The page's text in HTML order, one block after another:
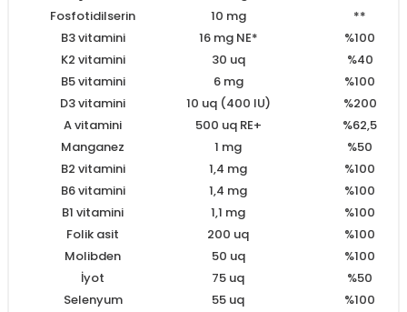
Fosfotidilserin
10 mg
**
B3 vitamini
16 mg NE*
%100
K2 vitamini
30 uq
%40
B5 vitamini
6 mg
%100
D3 vitamini
10 uq (400 IU)
%200
A vitamini
500 uq RE+
%62,5
Manganez
1 mg
%50
B2 vitamini
1,4 mg
%100
B6 vitamini
1,4 mg
%100
B1 vitamini
1,1 mg
%100
Folik asit
200 uq
%100
Molibden
50 uq
%100
İyot
75 uq
%50
Selenyum
55 uq
%100